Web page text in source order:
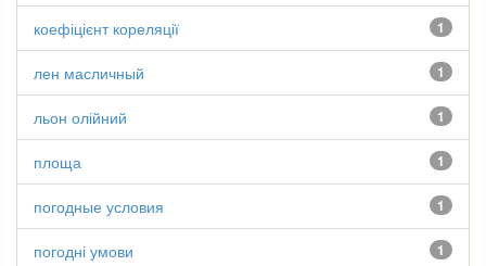
1
коефіцієнт кореляції
1
лен масличный
1
льон олійний
1
площа
1
погодные условия
1
погодні умови